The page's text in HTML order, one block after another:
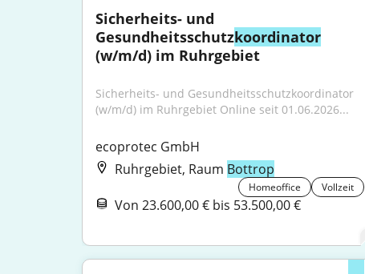
Sicherheits- und
Gesundheitsschutzkoordinator
(w/m/d) im Ruhrgebiet
Sicherheits- und Gesundheitsschutzkoordinator
(w/m/d) im Ruhrgebiet Online seit 01.06.2026...
ecoprotec GmbH
Ruhrgebiet, Raum Bottrop
Homeoffice Vollzeit
Von 23.600,00 € bis 53.500,00 €